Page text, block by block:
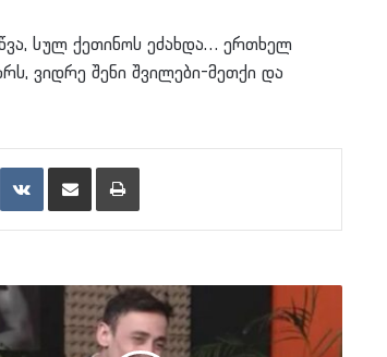
სულ ქეთინოს ეძახდა… ერთხელ
ვიდრე შენი შვილები-მეთქი და
VKontakteShare via Email Print